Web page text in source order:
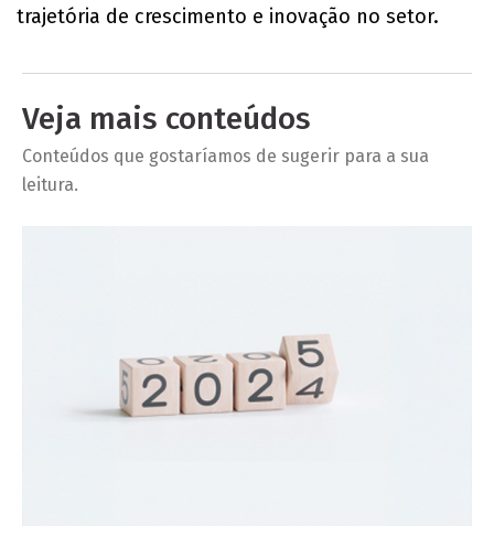
trajetória de crescimento e inovação no setor.
Veja mais conteúdos
Conteúdos que gostaríamos de sugerir para a sua
leitura.